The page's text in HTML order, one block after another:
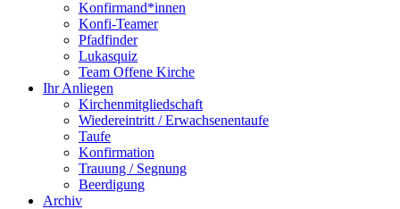
Konfirmand*innen
Konfi-Teamer
Pfadfinder
Lukasquiz
Team Offene Kirche
Ihr Anliegen
Kirchenmitgliedschaft
Wiedereintritt / Erwachsenentaufe
Taufe
Konfirmation
Trauung / Segnung
Beerdigung
Archiv